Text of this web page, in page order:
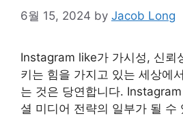
6월 15, 2024 by Jacob Long
Instagram like가 가시성, 신뢰
키는 힘을 가지고 있는 세상에
는 것은 당연합니다.
셜 미디어 전략의 일부가 될 수